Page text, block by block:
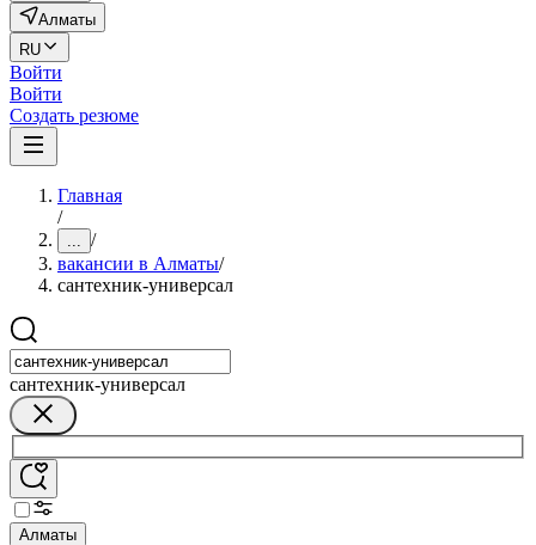
Алматы
RU
Войти
Войти
Создать резюме
Главная
/
... /
вакансии в Алматы/
сантехник-универсал
сантехник-универсал
Алматы